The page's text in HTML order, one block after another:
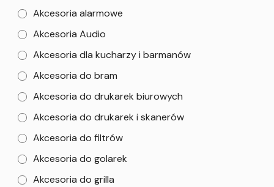
Akcesoria alarmowe
Akcesoria Audio
Akcesoria dla kucharzy i barmanów
Akcesoria do bram
Akcesoria do drukarek biurowych
Akcesoria do drukarek i skanerów
Akcesoria do filtrów
Akcesoria do golarek
Akcesoria do grilla